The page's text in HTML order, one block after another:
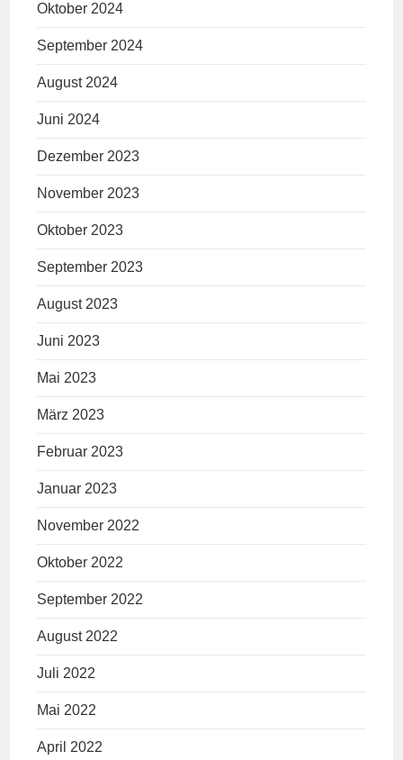
Oktober 2024
September 2024
August 2024
Juni 2024
Dezember 2023
November 2023
Oktober 2023
September 2023
August 2023
Juni 2023
Mai 2023
März 2023
Februar 2023
Januar 2023
November 2022
Oktober 2022
September 2022
August 2022
Juli 2022
Mai 2022
April 2022